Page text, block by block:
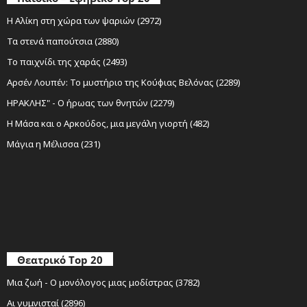
Η Αλίκη στη χώρα των ψαριών (2972)
Τα στενά παπούτσια (2880)
Το παιχνίδι της χαράς (2493)
Αρσέν Λουπέν: Το μυστήριο της Κούφιας Βελόνας (2289)
ΗΡΑΚΛΗΣ" - Ο ήρωας των θνητών (2279)
Η Μάσα και ο Αρκούδος, μια μεγάλη γιορτή (482)
Μάγια η Μέλισσα (231)
Θεατρικό Top 20
Μια ζωή - Ο μονόλογος μιας μοδίστρας (3782)
Αι γυμνισταί (2896)